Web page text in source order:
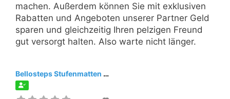
machen. Außerdem können Sie mit exklusiven
Rabatten und Angeboten unserer Partner Geld
sparen und gleichzeitig Ihren pelzigen Freund
gut versorgt halten. Also warte nicht länger.
Bellosteps Stufenmatten für Hunde